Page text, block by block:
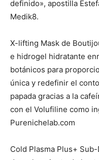
definido», apostilla
Medik8.
X-lifting Mask de
e hidrogel hidratante
botánicos para
única y redefinir el
papada gracias a la
con el Volufiline como
Purenichelab.com
Cold Plasma Plus+